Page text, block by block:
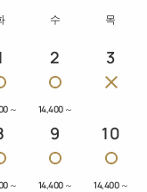
수 목
～
2
14,400 ～
3
～
9
14,400 ～
10
14,400 ～